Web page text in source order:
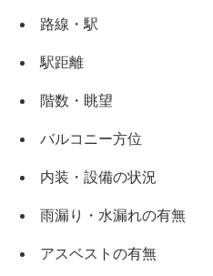
路線・駅
駅距離
階数・眺望
バルコニー方位
内装・設備の状況
雨漏り・水漏れの有無
アスベストの有無